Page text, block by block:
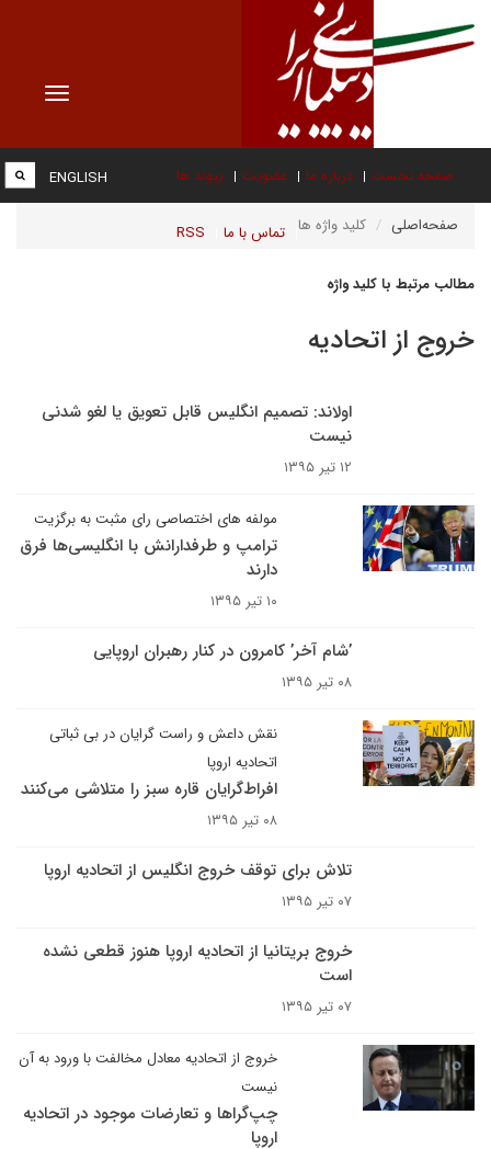
Toggle
صفحه نخست درباره ما عضویت پیوند ها
تماس با ما RSS
ENGLISH
صفحه‌اصلی کلید واژه ها
مطالب مرتبط با کلید واژه
خروج از اتحادیه
اولاند: تصمیم انگلیس قابل تعویق یا لغو شدنی
نیست
۱۲ تیر ۱۳۹۵
مولفه های اختصاصی رای مثبت به برگزیت
ترامپ و طرفدارانش با انگلیسی‌ها فرق
دارند
۱۰ تیر ۱۳۹۵
’شام آخر’ کامرون در کنار رهبران اروپایی
۰۸ تیر ۱۳۹۵
نقش داعش و راست گرایان در بی ثباتی
اتحادیه اروپا
افراط‌گرایان قاره سبز را متلاشی ‌می‌کنند
۰۸ تیر ۱۳۹۵
تلاش برای توقف خروج انگلیس از اتحادیه اروپا
۰۷ تیر ۱۳۹۵
خروج بریتانیا از اتحادیه اروپا هنوز قطعی نشده
است
۰۷ تیر ۱۳۹۵
خروج از اتحادیه معادل مخالفت با ورود به آن
نیست
چپ‌گراها و تعارضات موجود در اتحادیه
اروپا